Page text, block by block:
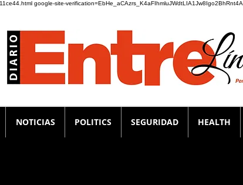
google-site-verification=EbHe_aCAzrs_K4aFIhmluJWdtLIA1Jw8Igo2BhRnt4A
NOTICIAS POLITICS SEGURIDAD HEALTH